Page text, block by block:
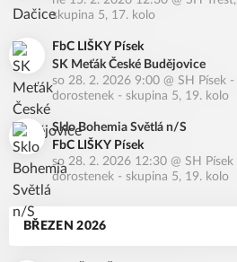
skupina 5, 17. kolo
FbC LIŠKY Písek
SK Meťák České Budějovice
so 28. 2. 2026 9:00 @ SH Písek
dorostenek - skupina 5, 19. kolo
Sklo Bohemia Světlá n/S
FbC LIŠKY Písek
so 28. 2. 2026 12:30 @ SH
dorostenek - skupina 5, 19. kolo
BŘEZEN 2026